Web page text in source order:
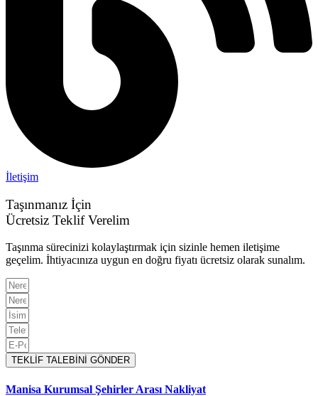
İletişim
Taşınmanız İçin
Ücretsiz Teklif Verelim
Taşınma sürecinizi kolaylaştırmak için sizinle hemen iletişime
geçelim. İhtiyacınıza uygun en doğru fiyatı ücretsiz olarak sunalım.
TEKLİF TALEBİNİ GÖNDER
Manisa Kurumsal Şehirler Arası Nakliyat